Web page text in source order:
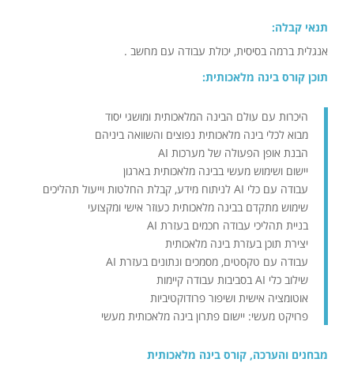
תנאי קבלה:
אנגלית ברמה בסיסית, יכולת עבודה עם מחשב .
תוכן קורס בינה מלאכותית:
היכרות עם עולם הבינה המלאכותית ומושגי יסוד
מבוא לכלי בינה מלאכותית נפוצים והשוואה ביניהם
הבנת אופן הפעולה של מערכות AI
יישום ושימוש מעשי בבינה מלאכותית בארגון
עבודה עם כלי AI לניתוח מידע, קבלת החלטות וייעול תהליכים
שימוש מתקדם בבינה מלאכותית כעוזר אישי ומקצועי
בניית תהליכי עבודה חכמים בעזרת AI
יצירת תוכן בעזרת בינה מלאכותית
עבודה עם טקסטים, מסמכים ונתונים בעזרת AI
שילוב כלי AI בסביבות עבודה קיימות
אוטומציה אישית ושיפור פרודוקטיביות
פרויקט מעשי: יישום פתרון בינה מלאכותית מעשי
מבחנים והערכה, קורס בינה מלאכותית